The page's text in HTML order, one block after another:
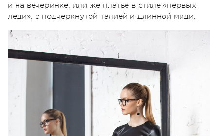
и на вечеринке, или же платье в стиле «первых
леди», с подчеркнутой талией и длинной миди.